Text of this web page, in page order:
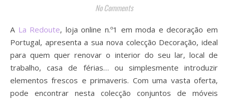
No Comments
A La Redoute, loja online n.º1 em moda e decoração em
Portugal, apresenta a sua nova colecção Decoração, ideal
paraquem quer renovar o interior do seu lar, local de
trabalho, casa de férias… ou simplesmente introduzir
elementos frescos e primaveris. Com uma vasta oferta,
pode encontrar nesta colecção conjuntos de móveis